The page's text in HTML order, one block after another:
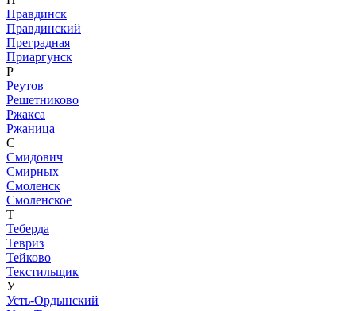
Правдинск
Правдинский
Преградная
Приаргунск
Р
Реутов
Решетниково
Ржакса
Ржаница
С
Смидович
Смирных
Смоленск
Смоленское
Т
Теберда
Тевриз
Тейково
Текстильщик
У
Усть-Ордынский